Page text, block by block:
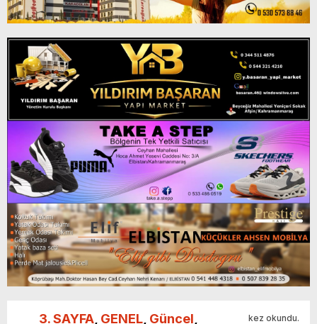
3. SAYFA GENEL Güncel kez okundu.